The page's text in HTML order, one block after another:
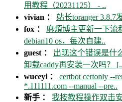
用教程（20231125） - ..
vivian ： 站长toranger 3.8.7
fox ： 麻煩博主更新一下流
debian10 os，每次自建..
guest ： 出现这个错误是什
卸载caddy再安装一次吗？ [..
wuceyi ： certbot certonly --
*.111111.com --manual --pre..
新手 ： 我按教程操作双击